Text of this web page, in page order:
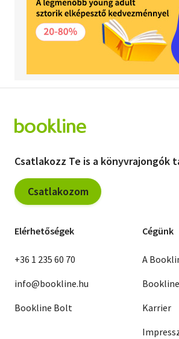
Csatlakozz Te is a könyvrajongók
Csatlakozom
Elérhetőségek
+36 1 235 60 70
info@bookline.hu
Bookline Bolt
Cégünk
A
Karrier